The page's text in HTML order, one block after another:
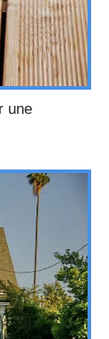
une